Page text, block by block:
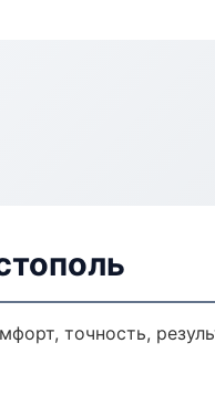
точность,